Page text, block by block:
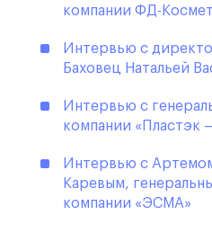
компании ФД-
Интервью с
Баховец Натальей
Интервью с
компании «Пластэк
Интервью с
Каревым,
компании «ЭСМА»